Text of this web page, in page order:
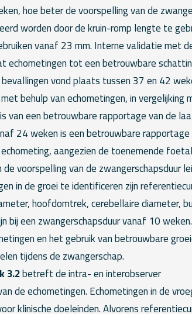
hoe beter de voorspelling van de
worden door de kruin-romp lengte te
vanaf 23 mm. Interne validatie met
echometingen tot een betrouwbare
vond plaats tussen 37 en 42
behulp van echometingen, in vergelijking
van een betrouwbare rapportage van de
24 weken is een betrouwbare
aangezien de toenemende
voorspelling van de zwangerschapsduur
in de groei te identificeren zijn
hoofdomtrek, cerebellaire diameter,
een zwangerschapsduur vanaf 10
en het gebruik van betrouwbare
tijdens de zwangerschap.
3.2betreft de intra- en interobserver
de echometingen. Echometingen in de
klinische doeleinden. Alvorens